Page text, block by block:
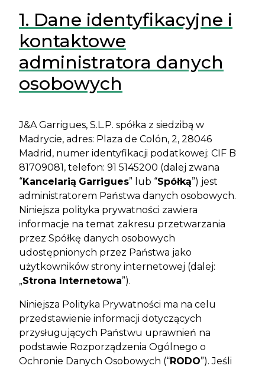
1. Dane identyfikacyjne i
kontaktowe
administratora danych
osobowych
J&A Garrigues, S.L.P. spółka z siedzibą w
Madrycie, adres: Plaza de Colón, 2, 28046
Madrid, numer identyfikacji podatkowej: CIF B
81709081, telefon: 91 5145200 (dalej zwana
“Kancelarią Garrigues” lub “Spółką”) jest
administratorem Państwa danych osobowych.
Niniejsza polityka prywatności zawiera
informacje na temat zakresu przetwarzania
przez Spółkę danych osobowych
udostępnionych przez Państwa jako
użytkowników strony internetowej (dalej:
„Strona Internetowa”).
Niniejsza Polityka Prywatności ma na celu
przedstawienie informacji dotyczących
przysługujących Państwu uprawnień na
podstawie Rozporządzenia Ogólnego o
Ochronie Danych Osobowych (“RODO”). Jeśli